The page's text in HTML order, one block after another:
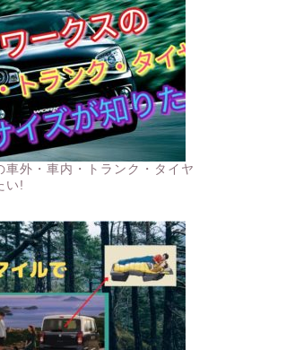
車外・車内・トランク・タイヤ
い!